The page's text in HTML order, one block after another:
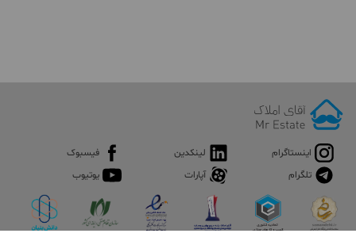
اینستاگرام لینکدین
فیسبوک
تلگرام
آپارات یوتیوب